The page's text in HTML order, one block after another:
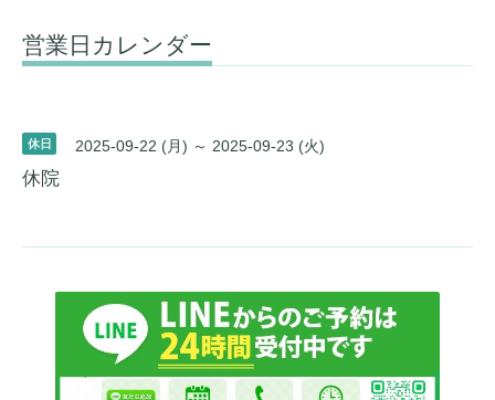
営業日カレンダー
休日 2025-09-22 (月) ～ 2025-09-23 (火)
休院